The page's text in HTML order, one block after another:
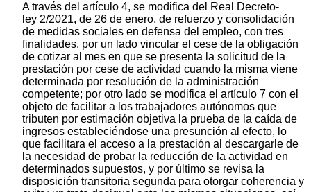
A través del artículo 4, se modifica del Real Decreto-
ley 2/2021, de 26 de enero, de refuerzo y consolidación
de medidas sociales en defensa del empleo, con tres
finalidades, por un lado vincular el cese de la obligación
de cotizar al mes en que se presenta la solicitud de la
prestación por cese de actividad cuando la misma viene
determinada por resolución de la administración
competente; por otro lado se modifica el artículo 7 con el
objeto de facilitar a los trabajadores autónomos que
tributen por estimación objetiva la prueba de la caída de
ingresos estableciéndose una presunción al efecto, lo
que facilitara el acceso a la prestación al descargarle de
la necesidad de probar la reducción de la actividad en
determinados supuestos, y por último se revisa la
disposición transitoria segunda para otorgar coherencia y